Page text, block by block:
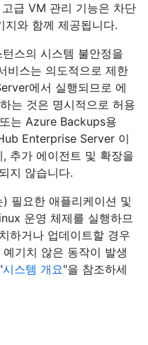
급 VM 관리 기능은 차단
지와 함께 제공됩니다.
스의 시스템 불안정을
비스는 의도적으로 제한
에서 실행되므로 에
는 것은 명시적으로 허용
는 Azure Backups용
Enterprise Server 이
추가 에이전트 및 확장을
지 않습니다.
필요한 애플리케이션 및
운영 체제를 실행하므
하거나 업데이트할 경우
기치 않은 동작이 발생
시스템 개요"을 참조하세